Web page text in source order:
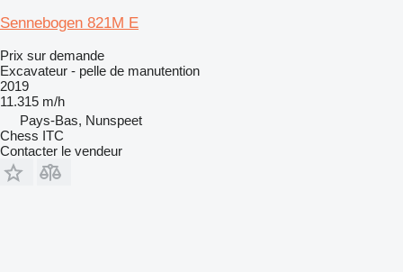
Sennebogen 821M E
Prix sur demande
Excavateur - pelle de manutention
2019
11.315 m/h
Pays-Bas, Nunspeet
Chess ITC
Contacter le vendeur